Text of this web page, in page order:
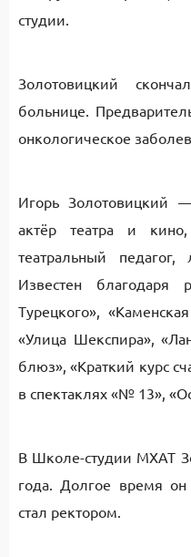
студии.
Золотовицкий
больнице.
онкологическое
Игорь Золотовицкий
актёр театра и
театральный
Известен
Турецкого»,
«Улица Шекспира»,
блюз», «Краткий курс
в спектаклях «№ 13»,
В Школе-студии МХАТ
года. Долгое время
стал ректором.